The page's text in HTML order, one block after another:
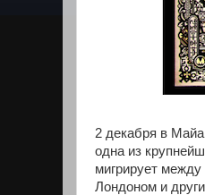
2 декабря в
одна из
мигрирует
Лондоном и